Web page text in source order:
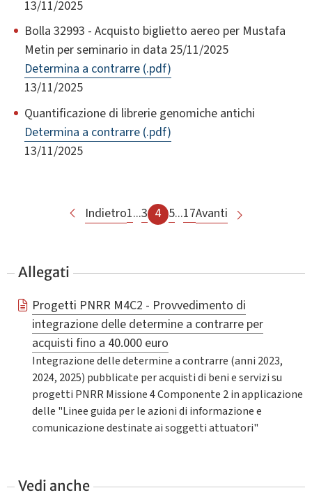
13/11/2025
Bolla 32993 - Acquisto biglietto aereo per Mustafa
Metin per seminario in data 25/11/2025
Determina a contrarre (.pdf)
13/11/2025
Quantificazione di librerie genomiche antichi
Determina a contrarre (.pdf)
13/11/2025
Indietro1...3 4 5...17Avanti
Allegati
Progetti PNRR M4C2 - Provvedimento di
integrazione delle determine a contrarre per
acquisti fino a 40.000 euro
Integrazione delle determine a contrarre (anni 2023,
2024, 2025) pubblicate per acquisti di beni e servizi su
progetti PNRR Missione 4 Componente 2 in applicazione
delle "Linee guida per le azioni di informazione e
comunicazione destinate ai soggetti attuatori"
Vedi anche